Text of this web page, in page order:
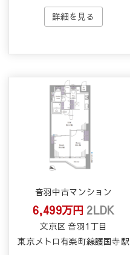
音羽中古マンション
6,499万円 2LDK
文京区 音羽1丁目
東京メトロ有楽町線護国寺駅